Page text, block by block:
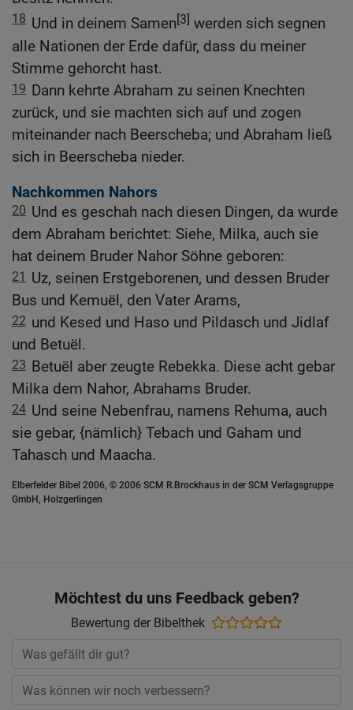
18 Und in deinem Samen[3] werden sich segnen
alle Nationen der Erde dafür, dass du meiner
Stimme gehorcht hast.
19 Dann kehrte Abraham zu seinen Knechten
zurück, und sie machten sich auf und zogen
miteinander nach Beerscheba; und Abraham ließ
sich in Beerscheba nieder.
Nachkommen Nahors
20 Und es geschah nach diesen Dingen, da wurde
dem Abraham berichtet: Siehe, Milka, auch sie
hat deinem Bruder Nahor Söhne geboren:
21 Uz, seinen Erstgeborenen, und dessen Bruder
Bus und Kemuël, den Vater Arams,
22 und Kesed und Haso und Pildasch und Jidlaf
und Betuël.
23 Betuël aber zeugte Rebekka. Diese acht gebar
Milka dem Nahor, Abrahams Bruder.
24 Und seine Nebenfrau, namens Rehuma, auch
sie gebar, {nämlich} Tebach und Gaham und
Tahasch und Maacha.
Elberfelder Bibel 2006, © 2006 SCM R.Brockhaus in der SCM Verlagsgruppe
GmbH, Holzgerlingen
Möchtest du uns Feedback geben?
Bewertung der Bibelthek